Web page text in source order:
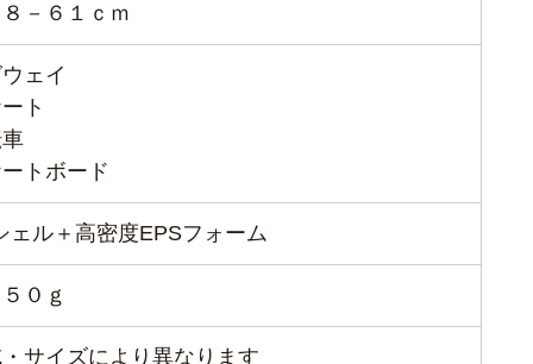
－６１ｃｍ
ェイ
ト
トボード
ェル＋高密度EPSフォーム
０ｇ
サイズにより異なります